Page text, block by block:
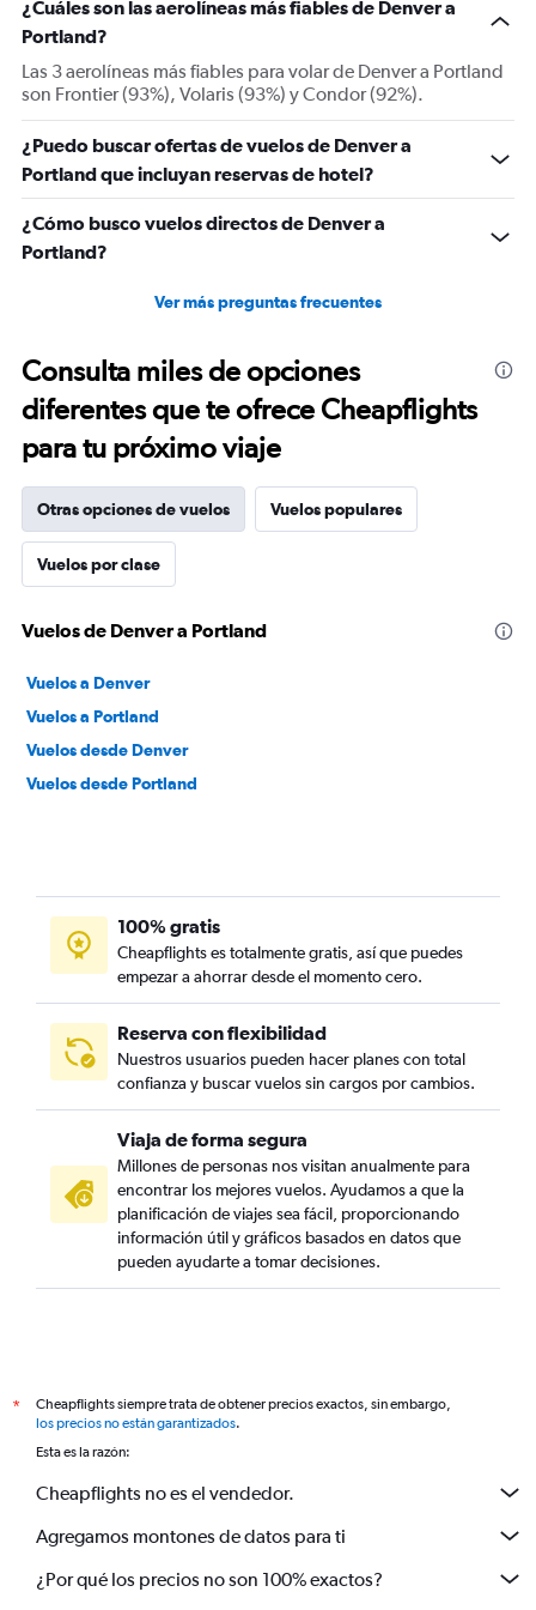
2
Y
displaying
Avg.
Price
and
Number
of
flights.
¿Cuáles son las aerolíneas más fiables de Denver a
Portland?
Las 3 aerolíneas más fiables para volar de Denver a Portland
son Frontier (93%), Volaris (93%) y Condor (92%).
¿Puedo buscar ofertas de vuelos de Denver a
Portland que incluyan reservas de hotel?
¿Cómo busco vuelos directos de Denver a
Portland?
Ver más preguntas frecuentes
Consulta miles de opciones
diferentes que te ofrece Cheapflights
para tu próximo viaje
Otras opciones de vuelos Vuelos populares
Vuelos por clase
Vuelos de Denver a Portland
Vuelos a Denver
Vuelos a Portland
Vuelos desde Denver
Vuelos desde Portland
100% gratis
Cheapflights es totalmente gratis, así que puedes
empezar a ahorrar desde el momento cero.
Reserva con flexibilidad
Nuestros usuarios pueden hacer planes con total
confianza y buscar vuelos sin cargos por cambios.
Viaja de forma segura
Millones de personas nos visitan anualmente para
encontrar los mejores vuelos. Ayudamos a que la
planificación de viajes sea fácil, proporcionando
información útil y gráficos basados en datos que
pueden ayudarte a tomar decisiones.
*
Cheapflights siempre trata de obtener precios exactos, sin embargo,
los precios no están garantizados.
Esta es la razón:
Cheapflights no es el vendedor.
Agregamos montones de datos para ti
¿Por qué los precios no son 100% exactos?